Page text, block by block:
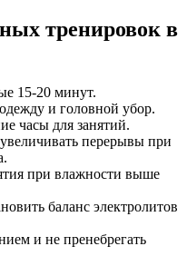
тренировок в
15-20 минут.
и головной убор.
часы для занятий.
перерывы при
при влажности выше
баланс электролитов
и не пренебрегать